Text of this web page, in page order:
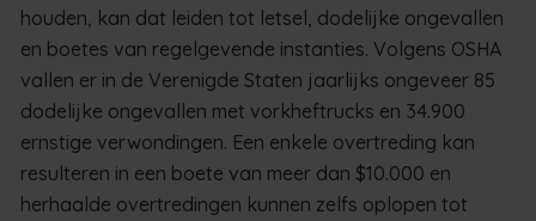
houden, kan dat leiden tot letsel, dodelijke ongevallen
en boetes van regelgevende instanties. Volgens OSHA
vallen er in de Verenigde Staten jaarlijks ongeveer 85
dodelijke ongevallen met vorkheftrucks en 34.900
ernstige verwondingen. Een enkele overtreding kan
resulteren in een boete van meer dan $10.000 en
herhaalde overtredingen kunnen zelfs oplopen tot